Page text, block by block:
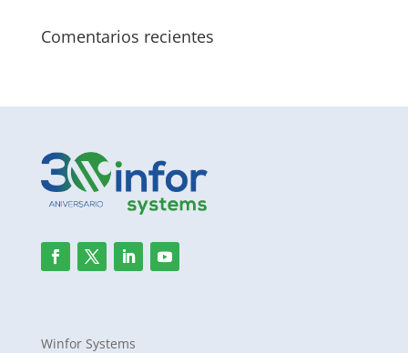
Comentarios recientes
Winfor Systems